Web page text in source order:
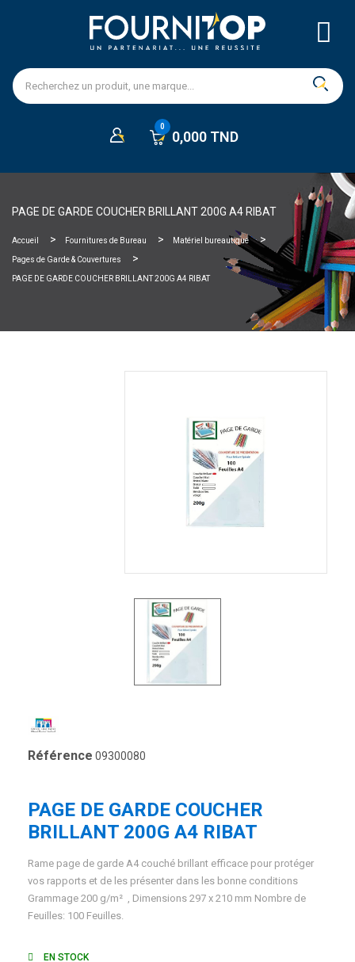
0,000 TND
PAGE DE GARDE COUCHER BRILLANT 200G A4 RIBAT
Accueil Fournitures de Bureau Matériel bureautique
Pages de Garde & Couvertures
PAGE DE GARDE COUCHER BRILLANT 200G A4 RIBAT
Référence 09300080
PAGE DE GARDE COUCHER
BRILLANT 200G A4 RIBAT
Rame page de garde A4 couché brillant efficace pour protéger
vos rapports et de les présenter dans les bonne conditions
Grammage 200 g/m² , Dimensions 297 x 210 mm Nombre de
Feuilles: 100 Feuilles.
EN STOCK